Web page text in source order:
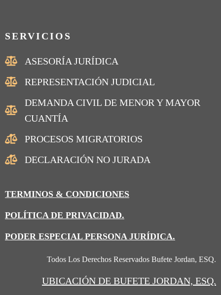
SERVICIOS
ASESORÍA JURÍDICA
REPRESENTACIÓN JUDICIAL
DEMANDA CIVIL DE MENOR Y MAYOR
CUANTÍA
PROCESOS MIGRATORIOS
DECLARACIÓN NO JURADA
TERMINOS & CONDICIONES
POLÍTICA DE PRIVACIDAD.
PODER ESPECIAL PERSONA JURÍDICA.
Todos Los Derechos Reservados Bufete Jordan, ESQ.
UBICACIÓN DE BUFETE JORDAN, ESQ.